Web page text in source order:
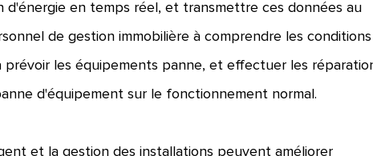
en temps réel, et transmettre ces données au
de gestion immobilière à comprendre les
les équipements panne, et effectuer les
d'équipement sur le fonctionnement normal.
et la gestion des installations peuvent améliorer